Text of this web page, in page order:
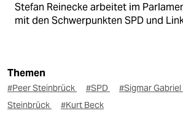
Stefan Reinecke arbeitet im
mit den Schwerpunkten SPD und
Themen
#Peer Steinbrück #SPD #Sigmar Gabriel
Steinbrück
#Kurt Beck